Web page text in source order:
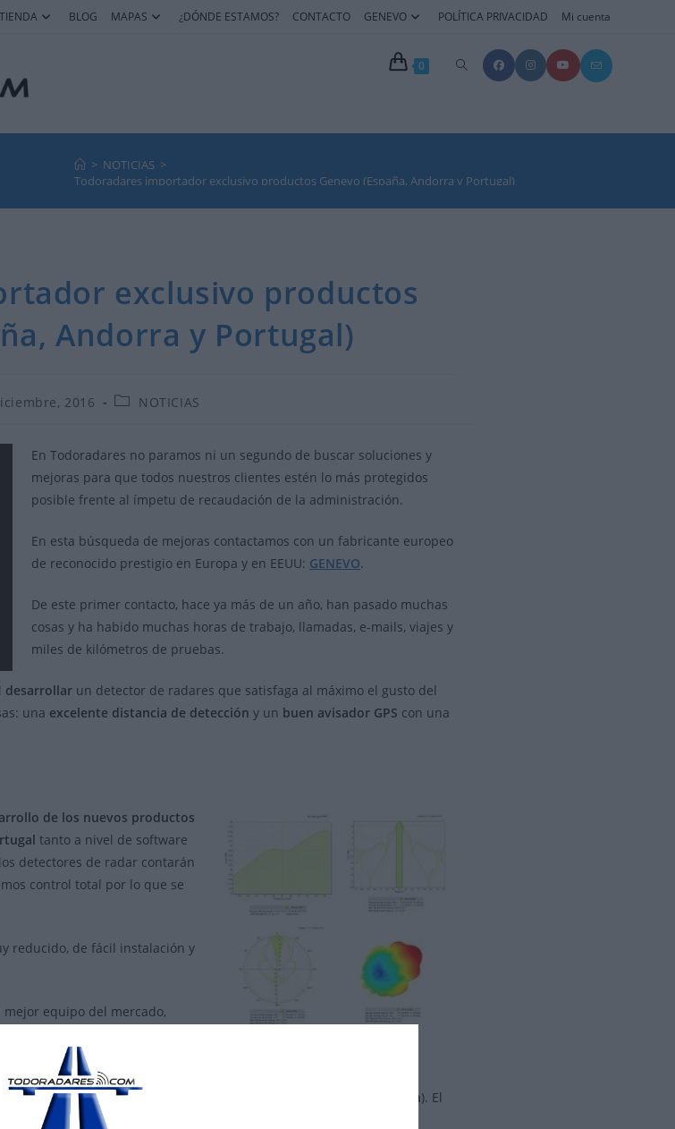
TIENDA BLOG MAPAS ¿DÓNDE ESTAMOS? CONTACTO GENEVO POLÍTICA PRIVACIDAD Mi cuenta
0 Alternar
> NOTICIAS >
Todoradares importador exclusivo productos Genevo (España, Andorra y Portugal)
exclusivo productos
Andorra y Portugal)
2016
Categoría
entrada:
NOTICIAS
En Todoradares no paramos ni un segundo de buscar soluciones y
mejoras para que todos nuestros clientes estén lo más protegidos
posible frente al ímpetu de recaudación de la administración.
En esta búsqueda de mejoras contactamos con un fabricante europeo
de reconocido prestigio en Europa y en EEUU: GENEVO.
De este primer contacto, hace ya más de un año, han pasado muchas
cosas y ha habido muchas horas de trabajo, llamadas, e-mails, viajes y
miles de kilómetros de pruebas.
desarrollar un detector de radares que satisfaga al máximo el gusto del
una excelente distancia de detección y un buen avisador GPS con una
de los nuevos productos
tanto a nivel de software
detectores de radar contarán
control total por lo que se
reducido, de fácil instalación y
equipo del mercado,
datos para el GPS de calidad
radares en banda KA ( Genevo One S Black Edition). El
fase final de desarrollo y se lanzará próximamente.